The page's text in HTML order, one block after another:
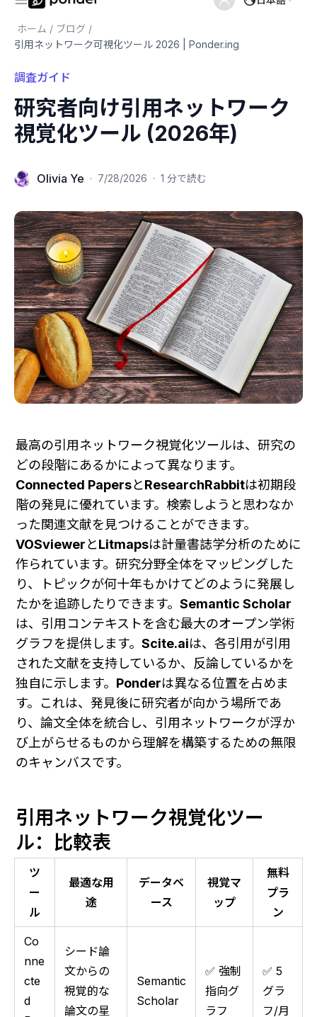
ホーム / ブログ /
引用ネットワーク可視化ツール 2026 | Ponder.ing
調査ガイド
研究者向け引用ネットワーク
視覚化ツール (2026年)
Olivia Ye · 7/28/2026 · 1 分で読む
最高の引用ネットワーク視覚化ツールは、研究の
どの段階にあるかによって異なります。
Connected PapersとResearchRabbitは初期段
階の発見に優れています。検索しようと思わなか
った関連文献を見つけることができます。
VOSviewerとLitmapsは計量書誌学分析のために
作られています。研究分野全体をマッピングした
り、トピックが何十年もかけてどのように発展し
たかを追跡したりできます。 Semantic Scholar
は、引用コンテキストを含む最大のオープン学術
グラフを提供します。 Scite.aiは、各引用が引用
された文献を支持しているか、反論しているかを
独自に示します。 Ponderは異なる位置を占めま
す。これは、発見後に研究者が向かう場所であ
り、論文全体を統合し、引用ネットワークが浮か
び上がらせるものから理解を構築するための無限
のキャンバスです。
引用ネットワーク視覚化ツー
ル：比較表
ツ
ー
ル
最適な用
途
データベ
ース
視覚マ
ップ
無料
プラ
ン
Co
nne
cte
d
シード論
文からの
視覚的な
論文の星
Semantic
Scholar
✅ 強制
指向グ
ラフ
✅ 5
グラ
フ/月